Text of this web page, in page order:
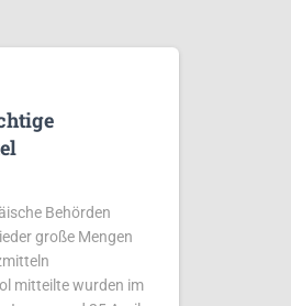
Behörden
große Mengen
mitteilte wurden im